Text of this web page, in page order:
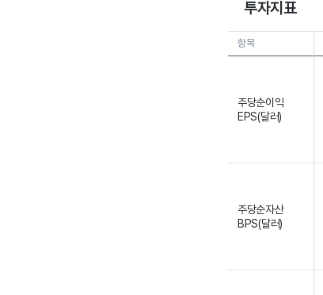
투자지표
항목
주당순이익
EPS(달러)
주당순자산
BPS(달러)